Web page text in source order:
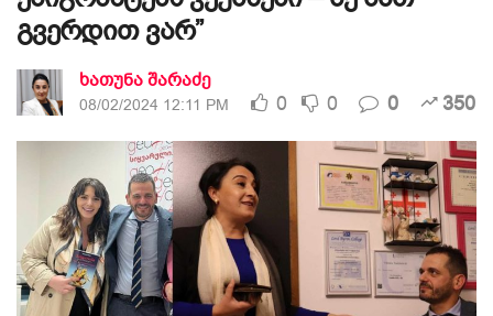
გვერდით ვარ”
ხათუნა შარაძე
08/02/2024 12:11 PM 0 0 0 350